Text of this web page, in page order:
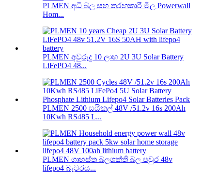
PLMEN අධි බල සහ තරඟකාරී මිල Powerwall
Hom...
PLMEN අවුරුදු 10 ලාභ 2U 3U Solar Battery
LiFePO4 48...
PLMEN 2500 සයිකල් 48V /51.2v 16s 200Ah
10Kwh RS485 L...
PLMEN ගෘහස්ත බලශක්ති බල පවුර 48v
lifepo4 බැටරය...